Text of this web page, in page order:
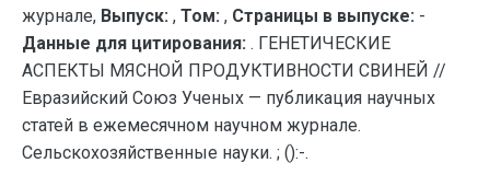
журнале, Выпуск: , Том: , Страницы в выпуске: -
Данные для цитирования: . ГЕНЕТИЧЕСКИЕ
АСПЕКТЫ МЯСНОЙ ПРОДУКТИВНОСТИ СВИНЕЙ //
Евразийский Союз Ученых — публикация научных
статей в ежемесячном научном журнале.
Сельскохозяйственные науки. ; ():-.